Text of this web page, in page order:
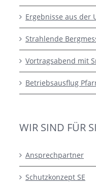
Ergebnisse aus der
Strahlende
Vortragsabend mit
Betriebsausflug
WIR SIND FÜR
Ansprechpartner
Schutzkonzept SE